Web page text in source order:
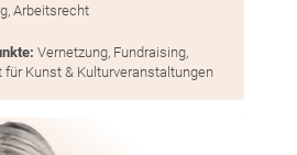
Arbeitsrecht
Vernetzung, Fundraising,
Kunst & Kulturveranstaltungen